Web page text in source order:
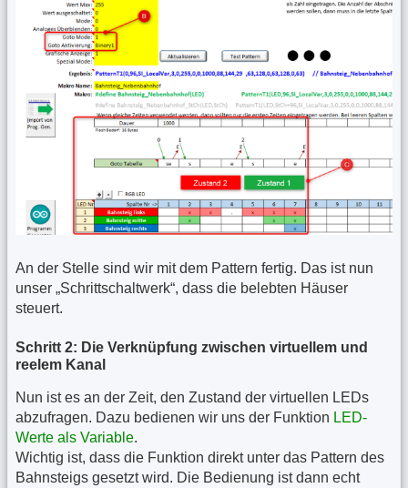
An der Stelle sind wir mit dem Pattern fertig. Das ist nun
unser „Schrittschaltwerk“, dass die belebten Häuser
steuert.
Schritt 2: Die Verknüpfung zwischen virtuellem und
reelem Kanal
Nun ist es an der Zeit, den Zustand der virtuellen LEDs
abzufragen. Dazu bedienen wir uns der Funktion LED-
Werte als Variable.
Wichtig ist, dass die Funktion direkt unter das Pattern des
Bahnsteigs gesetzt wird. Die Bedienung ist dann echt